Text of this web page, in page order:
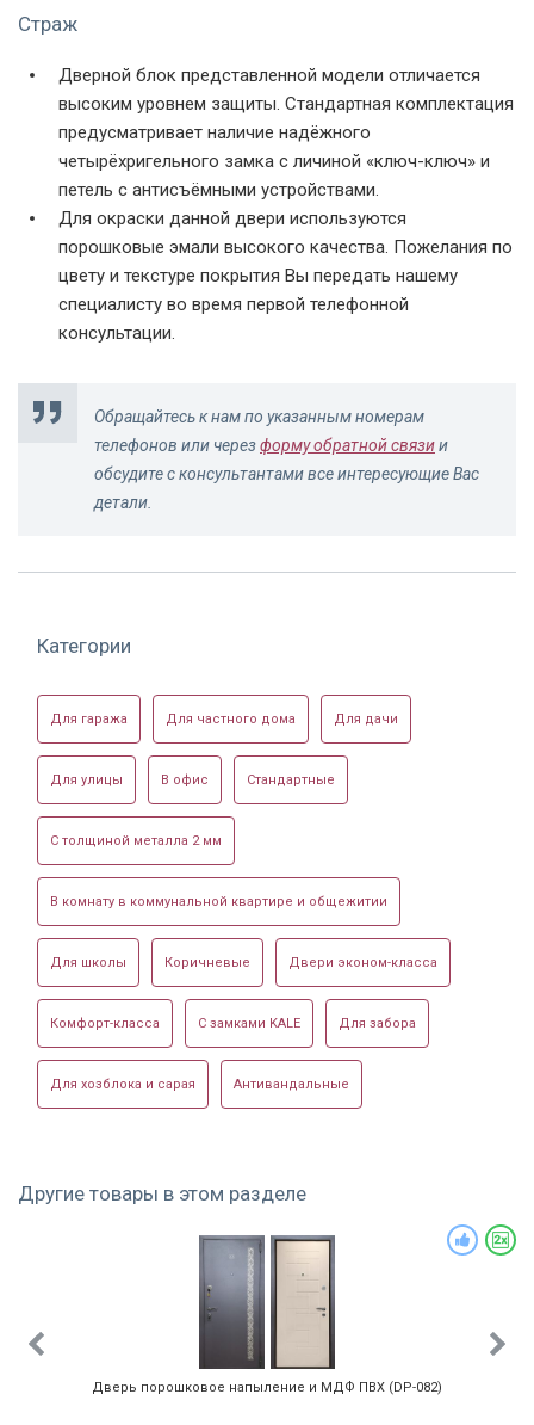
Страж
Дверной блок представленной модели отличается
высоким уровнем защиты. Стандартная комплектация
предусматривает наличие надёжного
четырёхригельного замка с личиной «ключ-ключ» и
петель с антисъёмными устройствами.
Для окраски данной двери используются
порошковые эмали высокого качества. Пожелания по
цвету и текстуре покрытия Вы передать нашему
специалисту во время первой телефонной
консультации.
Обращайтесь к нам по указанным номерам
телефонов или черезформу обратной связии
обсудите с консультантами все интересующие Вас
детали.
Категории
Для гаража Для частного дома Для дачи
Для улицы В офис Стандартные
С толщиной металла 2 мм
В комнату в коммунальной квартире и общежитии
Для школы Коричневые Двери эконом-класса
Комфорт-класса С замками KALE Для забора
Для хозблока и сарая Антивандальные
Другие товары в этом разделе
Дверь порошковое напыление и МДФ ПВХ (DP-082)